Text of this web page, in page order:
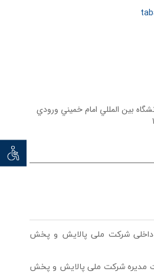
توان
بين المللي امام خميني ورودي
شركت ملي پالايش و پخش
مديره شركت ملي پالايش و پخش